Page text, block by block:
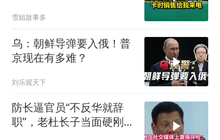
雪姐故事多
乌：朝鲜导弹要入俄！普
京现在有多难？
刘乐观天下
防长逼官员“不反华就辞
职”，老杜长子当面硬刚：